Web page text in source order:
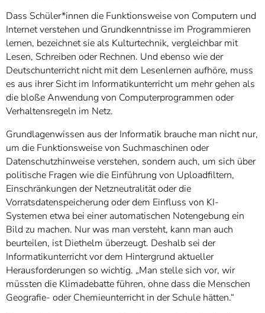
Dass Schüler*innen die Funktionsweise von Computern und
Internet verstehen und Grundkenntnisse im Programmieren
lernen, bezeichnet sie als Kulturtechnik, vergleichbar mit
Lesen, Schreiben oder Rechnen. Und ebenso wie der
Deutschunterricht nicht mit dem Lesenlernen aufhöre, muss
es aus ihrer Sicht im Informatikunterricht um mehr gehen als
die bloße Anwendung von Computerprogrammen oder
Verhaltensregeln im Netz.
Grundlagenwissen aus der Informatik brauche man nicht nur,
um die Funktionsweise von Suchmaschinen oder
Datenschutzhinweise verstehen, sondern auch, um sich über
politische Fragen wie die Einführung von Uploadfiltern,
Einschränkungen der Netzneutralität oder die
Vorratsdatenspeicherung oder dem Einfluss von KI-
Systemen etwa bei einer automatischen Notengebung ein
Bild zu machen. Nur was man versteht, kann man auch
beurteilen, ist Diethelm überzeugt. Deshalb sei der
Informatikunterricht vor dem Hintergrund aktueller
Herausforderungen so wichtig. „Man stelle sich vor, wir
müssten die Klimadebatte führen, ohne dass die Menschen
Geografie- oder Chemieunterricht in der Schule hätten.“